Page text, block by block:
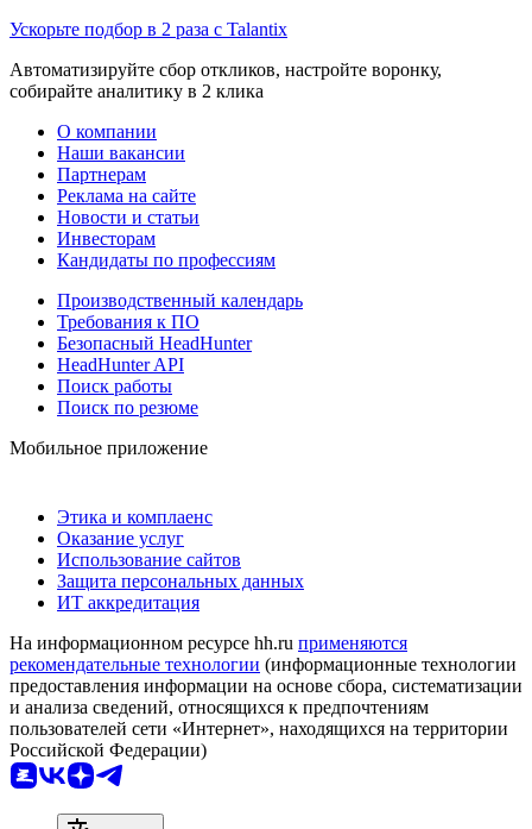
Ускорьте подбор в 2 раза с Talantix
Автоматизируйте сбор откликов, настройте воронку,
собирайте аналитику в 2 клика
О компании
Наши вакансии
Партнерам
Реклама на сайте
Новости и статьи
Инвесторам
Кандидаты по профессиям
Производственный календарь
Требования к ПО
Безопасный HeadHunter
HeadHunter API
Поиск работы
Поиск по резюме
Мобильное приложение
Этика и комплаенс
Оказание услуг
Использование сайтов
Защита персональных данных
ИТ аккредитация
На информационном ресурсе hh.ru применяются
рекомендательные технологии (информационные технологии
предоставления информации на основе сбора, систематизации
и анализа сведений, относящихся к предпочтениям
пользователей сети «Интернет», находящихся на территории
Российской Федерации)